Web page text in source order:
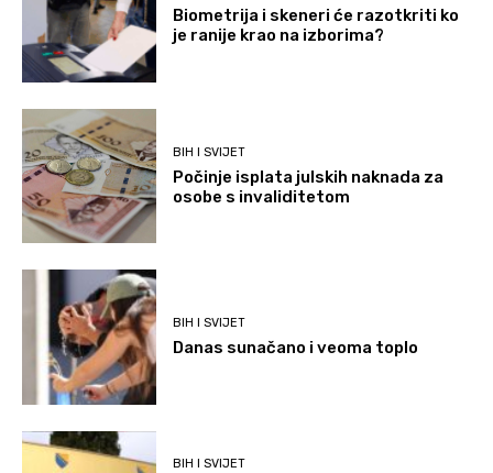
Biometrija i skeneri će razotkriti ko
je ranije krao na izborima?
BIH I SVIJET
Počinje isplata julskih naknada za
osobe s invaliditetom
BIH I SVIJET
Danas sunačano i veoma toplo
BIH I SVIJET